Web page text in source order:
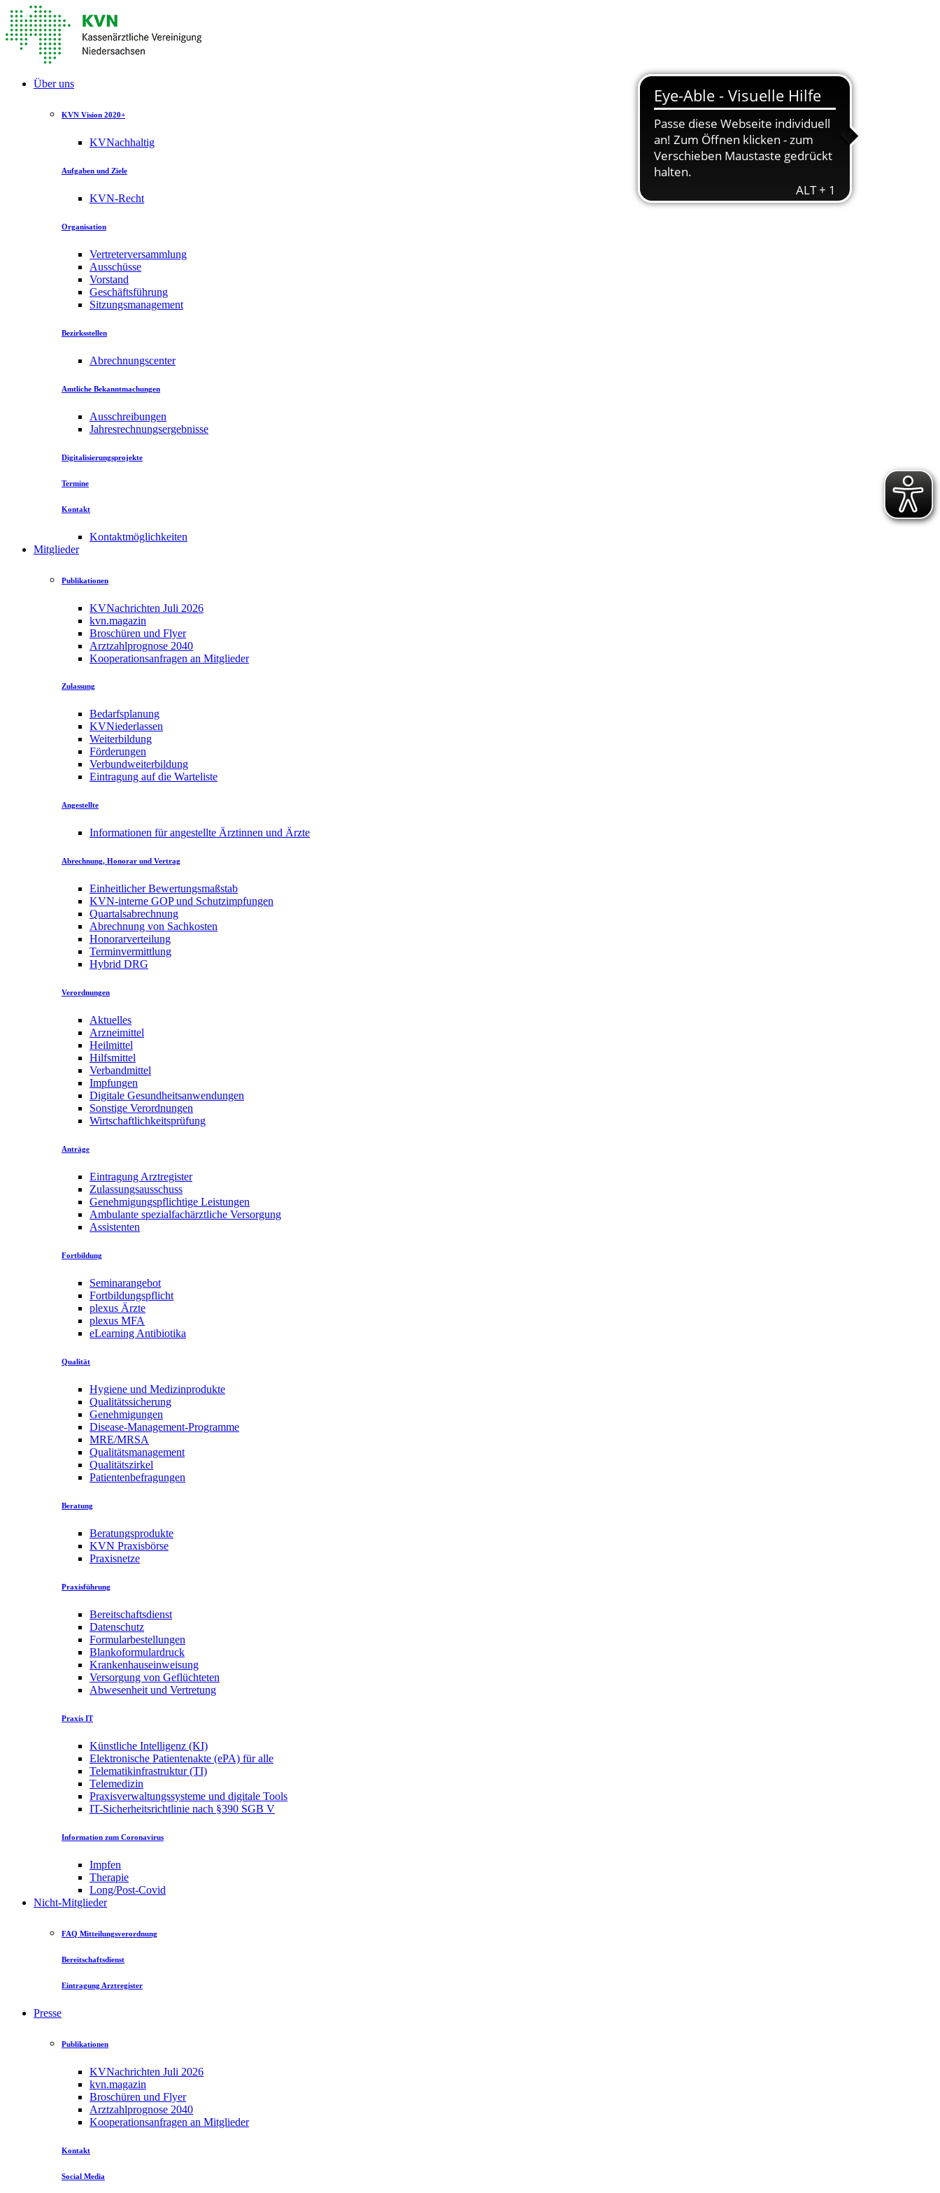
Über uns
KVN Vision 2020+
KVNachhaltig
Aufgaben und Ziele
KVN-Recht
Organisation
Vertreterversammlung
Ausschüsse
Vorstand
Geschäftsführung
Sitzungsmanagement
Bezirksstellen
Abrechnungscenter
Amtliche Bekanntmachungen
Ausschreibungen
Jahresrechnungsergebnisse
Digitalisierungsprojekte
Termine
Kontakt
Kontaktmöglichkeiten
Mitglieder
Publikationen
KVNachrichten Juli 2026
kvn.magazin
Broschüren und Flyer
Arztzahlprognose 2040
Kooperationsanfragen an Mitglieder
Zulassung
Bedarfsplanung
KVNiederlassen
Weiterbildung
Förderungen
Verbundweiterbildung
Eintragung auf die Warteliste
Angestellte
Informationen für angestellte Ärztinnen und Ärzte
Abrechnung, Honorar und Vertrag
Einheitlicher Bewertungsmaßstab
KVN-interne GOP und Schutzimpfungen
Quartalsabrechnung
Abrechnung von Sachkosten
Honorarverteilung
Terminvermittlung
Hybrid DRG
Verordnungen
Aktuelles
Arzneimittel
Heilmittel
Hilfsmittel
Verbandmittel
Impfungen
Digitale Gesundheitsanwendungen
Sonstige Verordnungen
Wirtschaftlichkeitsprüfung
Anträge
Eintragung Arztregister
Zulassungsausschuss
Genehmigungspflichtige Leistungen
Ambulante spezialfachärztliche Versorgung
Assistenten
Fortbildung
Seminarangebot
Fortbildungspflicht
plexus Ärzte
plexus MFA
eLearning Antibiotika
Qualität
Hygiene und Medizinprodukte
Qualitätssicherung
Genehmigungen
Disease-Management-Programme
MRE/MRSA
Qualitätsmanagement
Qualitätszirkel
Patientenbefragungen
Beratung
Beratungsprodukte
KVN Praxisbörse
Praxisnetze
Praxisführung
Bereitschaftsdienst
Datenschutz
Formularbestellungen
Blankoformulardruck
Krankenhauseinweisung
Versorgung von Geflüchteten
Abwesenheit und Vertretung
Praxis IT
Künstliche Intelligenz (KI)
Elektronische Patientenakte (ePA) für alle
Telematikinfrastruktur (TI)
Telemedizin
Praxisverwaltungssysteme und digitale Tools
IT-Sicherheitsrichtlinie nach §390 SGB V
Information zum Coronavirus
Impfen
Therapie
Long/Post-Covid
Nicht-Mitglieder
FAQ Mitteilungsverordnung
Bereitschaftsdienst
Eintragung Arztregister
Presse
Publikationen
KVNachrichten Juli 2026
kvn.magazin
Broschüren und Flyer
Arztzahlprognose 2040
Kooperationsanfragen an Mitglieder
Kontakt
Social Media